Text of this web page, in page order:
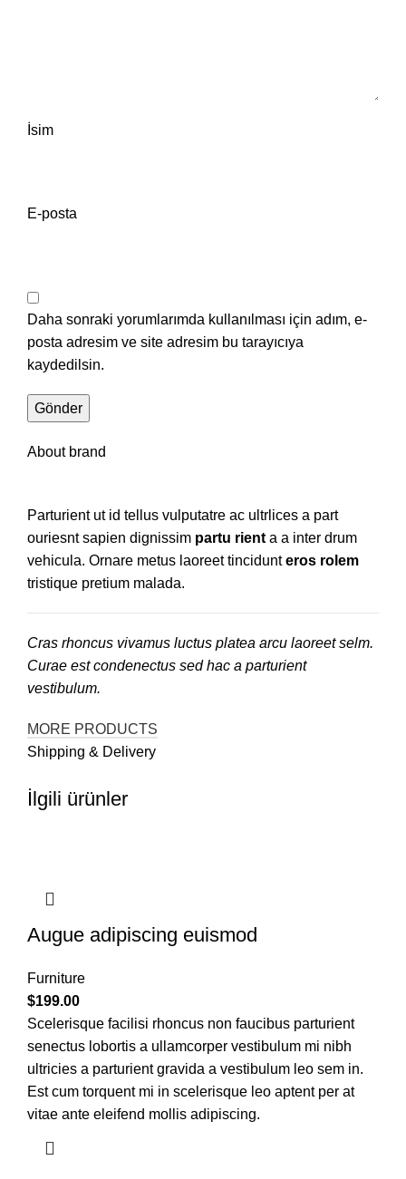
İsim
E-posta
Daha sonraki yorumlarımda kullanılması için adım, e-
posta adresim ve site adresim bu tarayıcıya
kaydedilsin.
About brand
Parturient ut id tellus vulputatre ac ultrlices a part
ouriesnt sapien dignissim partu rient a a inter drum
vehicula. Ornare metus laoreet tincidunteros rolem
tristique pretium malada.
Cras rhoncus vivamus luctus platea arcu laoreet selm.
Curae est condenectus sed hac a parturient
vestibulum.
MORE PRODUCTS
Shipping & Delivery
İlgili ürünler
Augue adipiscing euismod
Furniture
$199.00
Scelerisque facilisi rhoncus non faucibus parturient
senectus lobortis a ullamcorper vestibulum mi nibh
ultricies a parturient gravida a vestibulum leo sem in.
Est cum torquent mi in scelerisque leo aptent per at
vitae ante eleifend mollis adipiscing.